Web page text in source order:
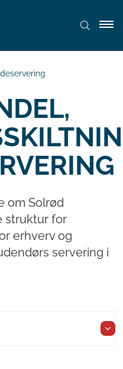
om Solrød
struktur for
erhverv og
servering i